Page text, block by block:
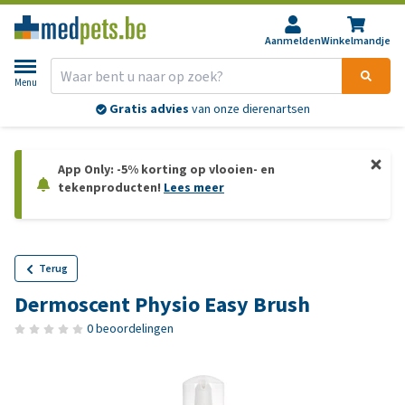
AanmeldenWinkelmandje
Menu
Gratis advies van onze dierenartsen
App Only: -5% korting op vlooien- en
tekenproducten! Lees meer
Terug
Dermoscent Physio Easy Brush
0 beoordelingen